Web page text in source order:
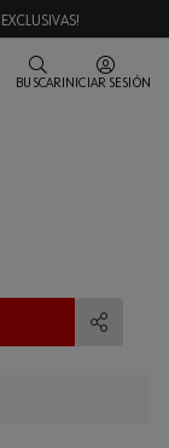
BUSCAR INICIAR SESIÓN